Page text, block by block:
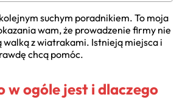
suchym poradnikiem. To moja
wam, że prowadzenie firmy nie
walką z wiatrakami. Istnieją miejsca i
chcą pomóc.
w ogóle jest i dlaczego